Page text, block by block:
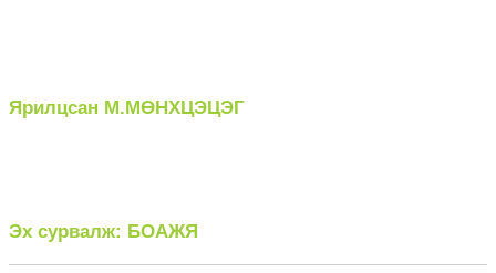
Ярилцсан М.МӨНХЦЭЦЭГ
Эх сурвалж: БОАЖЯ